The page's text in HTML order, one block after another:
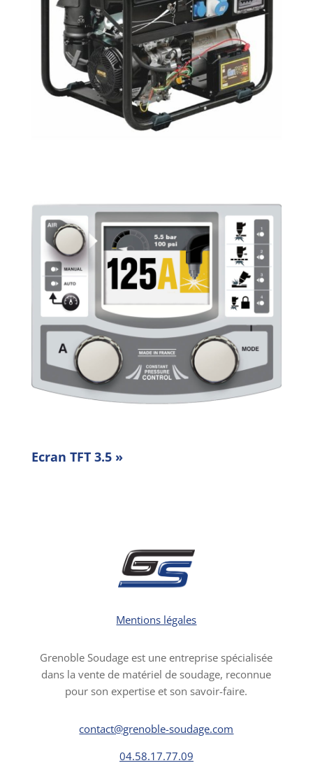
Ecran TFT 3.5 »
Mentions légales
Grenoble Soudage est une entreprise spécialisée
dans la vente de matériel de soudage, reconnue
pour son expertise et son savoir-faire.
contact@grenoble-soudage.com
04.58.17.77.09